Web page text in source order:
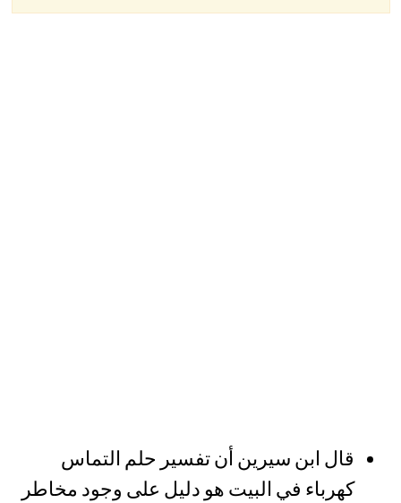
قال ابن سيرين أن تفسير حلم التماس
كهرباء في البيت هو دليل على وجود مخاطر